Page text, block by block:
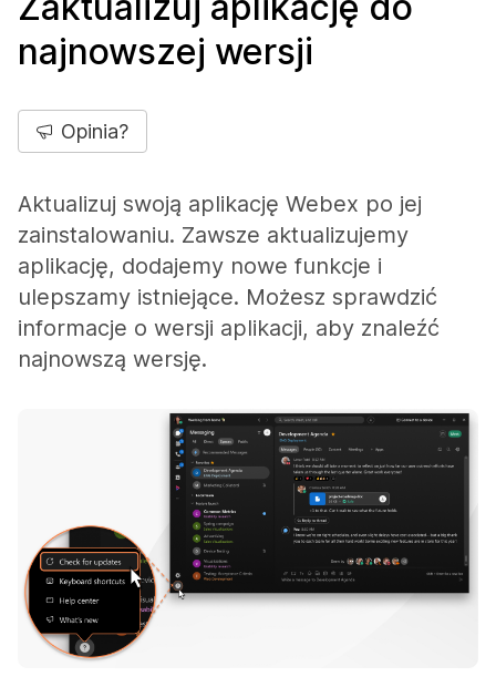
najnowszej wersji
Opinia?
Aktualizuj swoją aplikację Webex po jej
zainstalowaniu. Zawsze aktualizujemy
aplikację, dodajemy nowe funkcje i
ulepszamy istniejące. Możesz sprawdzić
informacje o wersji aplikacji, aby znaleźć
najnowszą wersję.